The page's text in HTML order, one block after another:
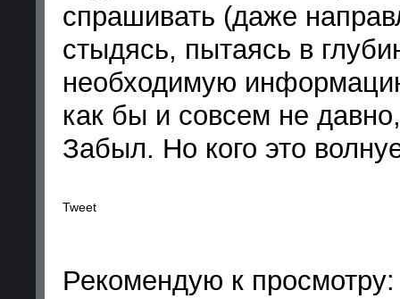
спрашивать (даже
стыдясь, пытаясь в
необходимую
как бы и совсем не
Забыл. Но кого это
Tweet
Рекомендую к просмотру: